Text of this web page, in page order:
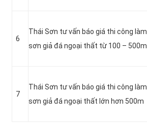
6
Thái Sơn tư vấn báo giá thi công làm
sơn giả đá ngoại thất từ 100 – 500m
7
Thái Sơn tư vấn báo giá thi công làm
sơn giả đá ngoại thất lớn hơn 500m